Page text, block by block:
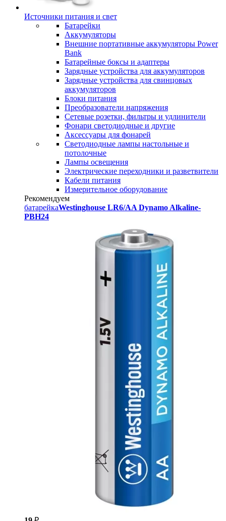
Источники питания и свет
Батарейки
Аккумуляторы
Внешние портативные аккумуляторы Power
Bank
Батарейные боксы и адаптеры
Зарядные устройства для аккумуляторов
Зарядные устройства для свинцовых
аккумуляторов
Блоки питания
Преобразователи напряжения
Сетевые розетки, фильтры и удлинители
Фонари светодиодные и другие
Аксессуары для фонарей
Светодиодные лампы настольные и
потолочные
Лампы освещения
Электрические переходники и разветвители
Кабели питания
Измерительное оборудование
Рекомендуем
батарейкаWestinghouse LR6/AA Dynamo Alkaline-
PBH24